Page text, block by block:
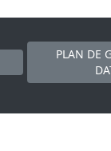
PLAN DE